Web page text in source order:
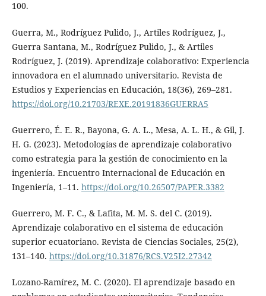
100.
Guerra, M., Rodríguez Pulido, J., Artiles Rodríguez, J.,
Guerra Santana, M., Rodríguez Pulido, J., & Artiles
Rodríguez, J. (2019). Aprendizaje colaborativo: Experiencia
innovadora en el alumnado universitario. Revista de
Estudios y Experiencias en Educación, 18(36), 269–281.
https://doi.org/10.21703/REXE.20191836GUERRA5
Guerrero, É. E. R., Bayona, G. A. L., Mesa, A. L. H., & Gil, J.
H. G. (2023). Metodologías de aprendizaje colaborativo
como estrategia para la gestión de conocimiento en la
ingeniería. Encuentro Internacional de Educación en
Ingeniería, 1–11. https://doi.org/10.26507/PAPER.3382
Guerrero, M. F. C., & Lafita, M. M. S. del C. (2019).
Aprendizaje colaborativo en el sistema de educación
superior ecuatoriano. Revista de Ciencias Sociales, 25(2),
131–140. https://doi.org/10.31876/RCS.V25I2.27342
Lozano-Ramírez, M. C. (2020). El aprendizaje basado en